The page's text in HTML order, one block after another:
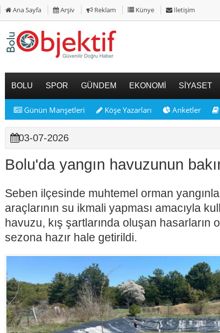
Ana Sayfa Arşiv Reklam Künye İletişim
BOLU SPOR GÜNDEM EKONOMİ SİYASET
Günün Manşetleri Köşe Yazarları Anketler
03-07-2026
Bolu'da yangın havuzunun
Seben ilçesinde muhtemel orman
araçlarının su ikmali yapması amacıyla
havuzu, kış şartlarında oluşan hasarların
sezona hazır hale getirildi.